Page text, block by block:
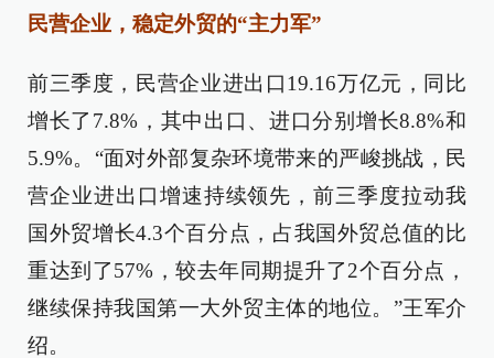
民营企业，稳定外贸的“主力军”
前三季度，民营企业进出口19.16万亿元，同比
增长了7.8%，其中出口、进口分别增长8.8%和
5.9%。“面对外部复杂环境带来的严峻挑战，民
营企业进出口增速持续领先，前三季度拉动我
国外贸增长4.3个百分点，占我国外贸总值的比
重达到了57%，较去年同期提升了2个百分点，
继续保持我国第一大外贸主体的地位。”王军介
绍。